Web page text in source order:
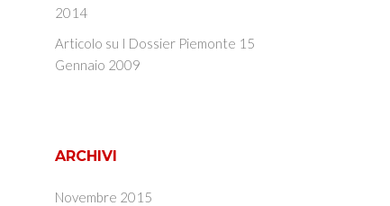
2014
Articolo su I Dossier Piemonte 15
Gennaio 2009
ARCHIVI
Novembre 2015